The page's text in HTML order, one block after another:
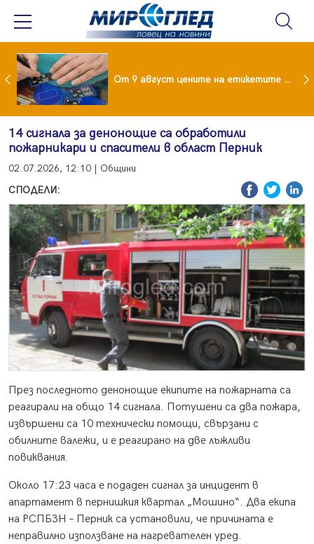
Проект за изграждане на 13-етажна "мегаджамия" разгневи жителите на Лондон От 9 август цените на етикетите само в евро
14 сигнала за денонощие са обработили
пожарникари и спасители в област Перник
02.07.2026, 12:10 | Общини
СПОДЕЛИ:
През последното денонощие екипите на пожарната са
реагирали на общо 14 сигнала. Потушени са два пожара,
извършени са 10 технически помощи, свързани с
обилните валежи, и е реагирано на две лъжливи
повиквания.
Около 17:23 часа е подаден сигнал за инцидент в
апартамент в пернишкия квартал „Мошино“. Два екипа
на РСПБЗН – Перник са установили, че причината е
неправилно използване на нагревателен уред.